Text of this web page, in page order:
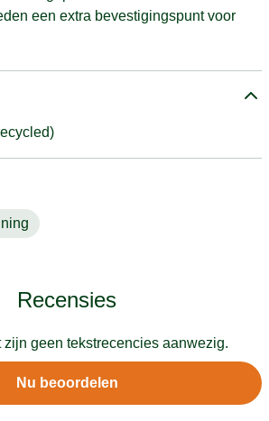
een extra bevestigingspunt voor
Recensies
zijn geen tekstrecencies aanwezig.
Nu beoordelen